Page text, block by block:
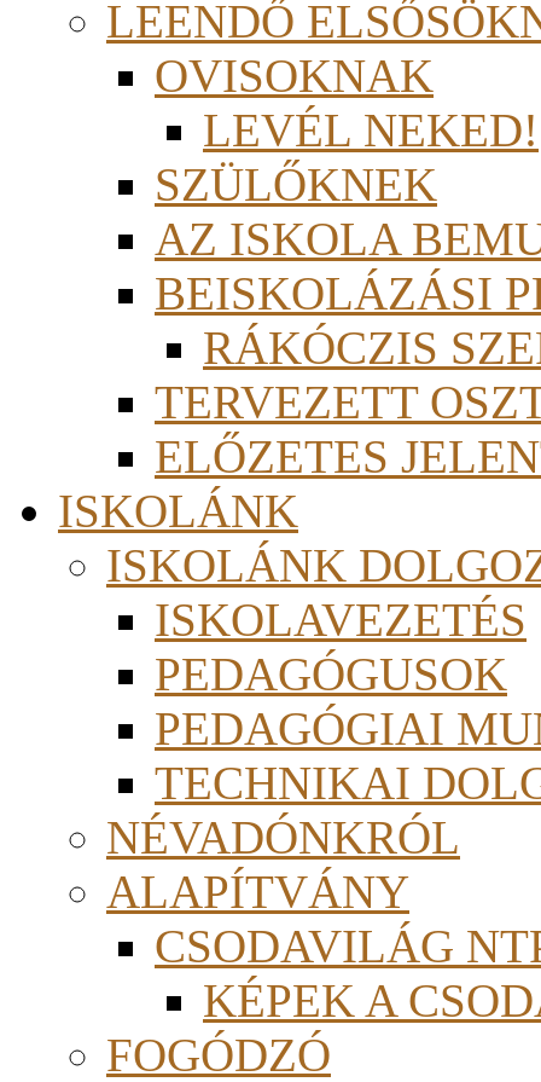
LEENDŐ
OVISOKNAK
LEVÉL NEKED!
SZÜLŐKNEK
AZ ISKOLA
BEISKOLÁZÁSI
RÁKÓCZIS
TERVEZETT
ELŐZETES
ISKOLÁNK
ISKOLÁNK
ISKOLAVEZETÉS
PEDAGÓGUSOK
PEDAGÓGIAI
TECHNIKAI
NÉVADÓNKRÓL
ALAPÍTVÁNY
CSODAVILÁG
KÉPEK A
FOGÓDZÓ